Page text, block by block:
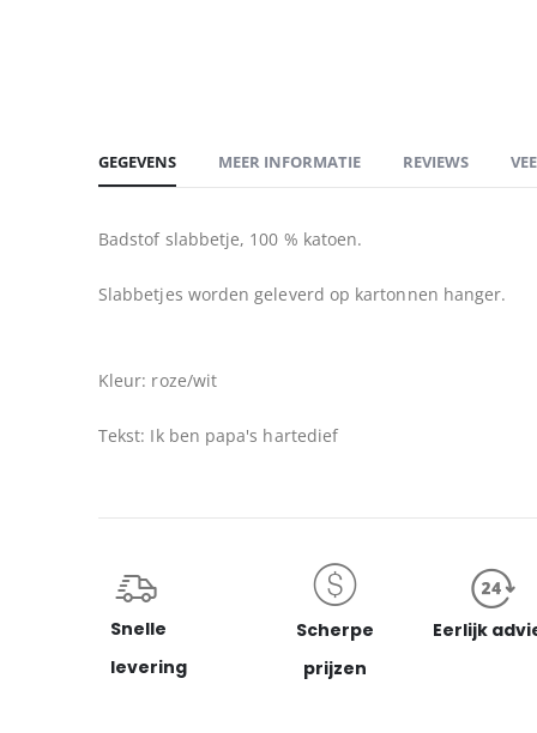
GEGEVENS
Badstof slabbetje, 100 % katoen.
Slabbetjes worden geleverd op kartonnen hanger.
Kleur: roze/wit
Tekst: Ik ben papa's hartedief
MEER INFORMATIE REVIEWS
Snelle
levering
Scherpe
prijzen
Eerlijk